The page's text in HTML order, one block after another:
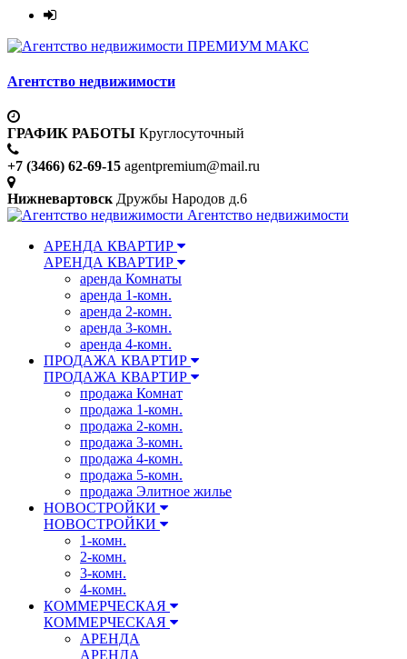
ПРЕМИУМ МАКС
Агентство недвижимости
ГРАФИК РАБОТЫ Круглосуточный
+7 (3466) 62-69-15 agentpremium@mail.ru
Нижневартовск Дружбы Народов д.6
Агентство недвижимости
АРЕНДА КВАРТИР
АРЕНДА КВАРТИР
аренда Комнаты
аренда 1-комн.
аренда 2-комн.
аренда 3-комн.
аренда 4-комн.
ПРОДАЖА КВАРТИР
ПРОДАЖА КВАРТИР
продажа Комнат
продажа 1-комн.
продажа 2-комн.
продажа 3-комн.
продажа 4-комн.
продажа 5-комн.
продажа Элитное жилье
НОВОСТРОЙКИ
НОВОСТРОЙКИ
1-комн.
2-комн.
3-комн.
4-комн.
КОММЕРЧЕСКАЯ
КОММЕРЧЕСКАЯ
АРЕНДА
АРЕНДА